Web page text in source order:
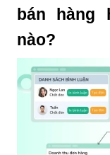
bán hàng
nào?